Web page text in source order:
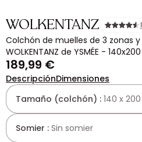
WOLKENTANZ
Colchón de muelles de 3 zonas
WOLKENTANZ de YSMÉE -
189,99 €
DescripciónDimensiones
Tamaño (colchón) : 140 x
Somier : Sin somier